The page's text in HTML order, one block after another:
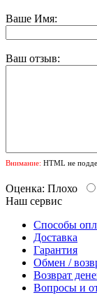
Ваше Имя:
Ваш отзыв:
Внимание: HTML не
Оценка: Плохо
Наш сервис
Способы
Доставка
Гарантия
Обмен /
Возврат
Вопросы и